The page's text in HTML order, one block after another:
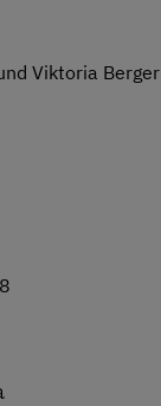
Viktoria Berger